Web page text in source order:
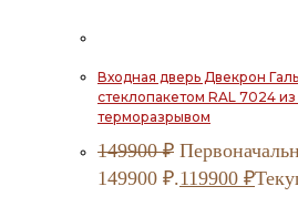
Входная дверь Двекрон
стеклопакетом RAL 7024
терморазрывом
149900₽
149900 ₽.119900 ₽